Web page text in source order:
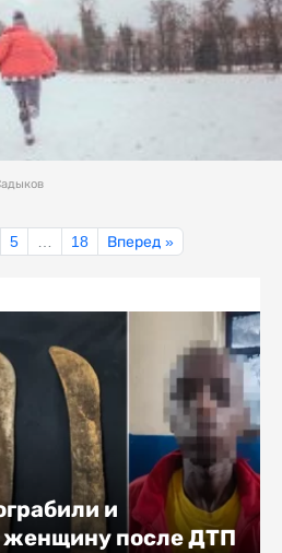
5 … 18 Вперед »
и
женщину после ДТП